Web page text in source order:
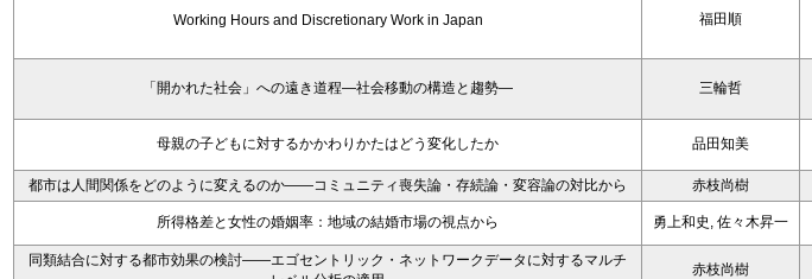
Working Hours and Discretionary Work in Japan 福田順
「開かれた社会」への遠き道程―社会移動の構造と趨勢― 三輪哲
母親の子どもに対するかかわりかたはどう変化したか 品田知美
都市は人間関係をどのように変えるのか――コミュニティ喪失論・存続論・変容論の対比から
赤枝尚樹
所得格差と女性の婚姻率：地域の結婚市場の視点から 勇上和史, 佐々木昇一
同類結合に対する都市効果の検討――エゴセントリック・ネットワークデータに対するマルチ
赤枝尚樹